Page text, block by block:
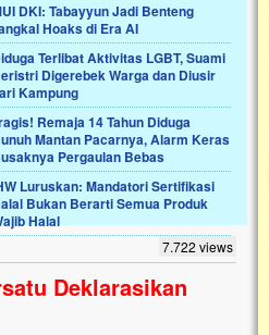
DKI: Tabayyun Jadi Benteng
Hoaks di Era AI
Terlibat Aktivitas LGBT, Suami
Digerebek Warga dan Diusir
Kampung
Remaja 14 Tahun Diduga
Mantan Pacarnya, Alarm Keras
Pergaulan Bebas
Luruskan: Mandatori Sertifikasi
Bukan Berarti Semua Produk
Halal
7.722 views
Deklarasikan
Tahun Mangkrak, Masjid di
ini Mengenaskan. Ayo Bantu.!!
masjid di Kampung Cilumbu ini sungguh
Lima tahun mangkrak, kini nyaris
berbentuk masjid, dipenuhi rumput liar,